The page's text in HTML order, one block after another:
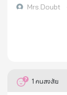
สารสกัดจากม
นี้... กรดมะน
ปรับความดัน
เลือด อ่านเสร็จแล้ว บอกคนอื่น ครอบครัว เพื่อน ส่งต่อ
ความรักออกไ
ประโยชน์ที่มีอ
โรงเพาะเห็ดหรือเห็ดทั้งห
ว่า เห็ดชนิดใ
เสียของเห็ด เ
Mrs.Doubt
1 คนสงสัย